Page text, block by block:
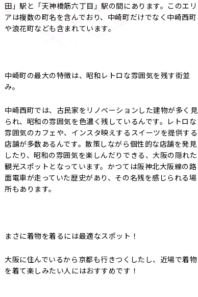
田」駅と「天神橋筋六丁目」駅の間にあります。このエリ
アは複数の町名を含んでおり、中崎町だけでなく中崎西町
や浪花町なども含まれています。
中崎町の最大の特徴は、昭和レトロな雰囲気を残す街並
み。
中崎西町では、古民家をリノベーションした建物が多く見
られ、昭和の雰囲気を色濃く残しているんです。レトロな
雰囲気のカフェや、インスタ映えするスイーツを提供する
店舗が多数あるんです。散策しながら個性的な店舗を発見
したり、昭和の雰囲気を楽しんだりできる、大阪の隠れた
観光スポットとなっています。かつては阪神北大阪線の路
面電車が走っていた歴史があり、その名残を感じられる場
所もあります。
まさに着物を着るには最適なスポット！
大阪に住んでいるから京都も行きつくしたし、近場で着物
を着て楽しみたい人にはおすすめです！